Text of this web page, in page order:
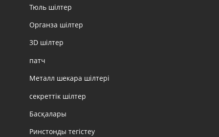
Тюль шілтер
Органза шілтер
3D шілтер
патч
Металл шекара шілтері
секреттік шілтер
Басқалары
Ринстонды тегістеу